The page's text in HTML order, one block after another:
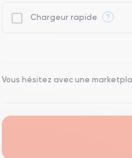
Chargeur rapide ?
Vous hésitez avec une